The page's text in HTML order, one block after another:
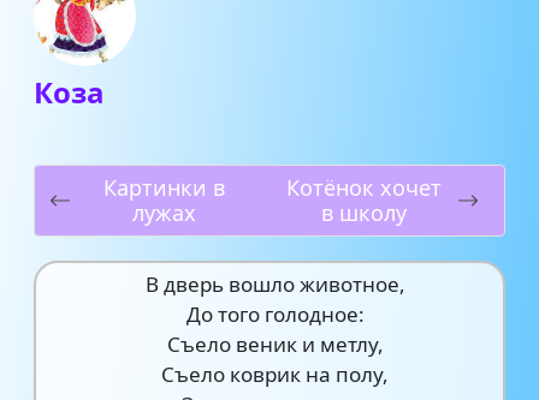
Коза
Картинки в
лужах
Котёнок хочет
в школу
В дверь вошло животное,
До того голодное:
Съело веник и метлу,
Съело коврик на полу,